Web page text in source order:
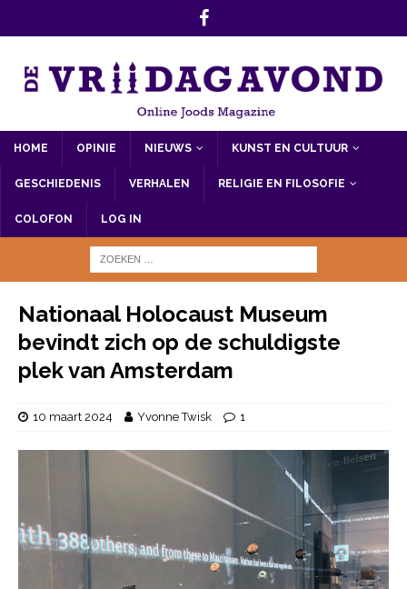
HOME OPINIE NIEUWS KUNST EN CULTUUR
GESCHIEDENIS VERHALEN RELIGIE EN FILOSOFIE
COLOFON LOG IN
Nationaal Holocaust Museum
bevindt zich op de schuldigste
plek van Amsterdam
10 maart 2024 Yvonne Twisk 1